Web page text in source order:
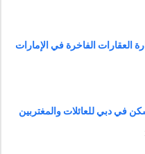
العقارات الفاخرة في الإمارات
في دبي للعائلات والمغتربين